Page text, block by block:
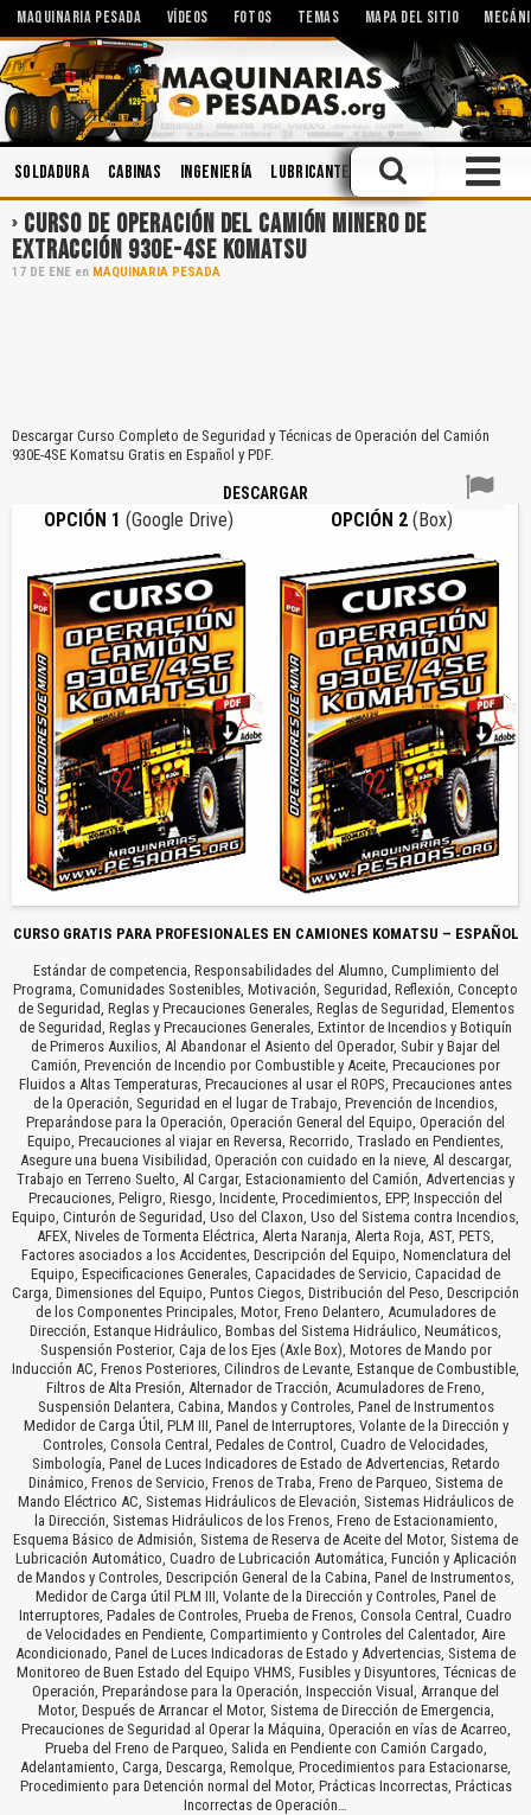
MAQUINARIA PESADA VÍDEOS FOTOS TEMAS MAPA DEL SITIO
Soldadura Cabinas Ingeniería Lubricantes Motores Operación
CURSO DE OPERACIÓN DEL CAMIÓN MINERO DE
EXTRACCIÓN 930E-4SE KOMATSU
17 DE ENE en MAQUINARIA PESADA
Descargar Curso Completo de Seguridad y Técnicas de Operación del Camión
930E-4SE Komatsu Gratis en Español y PDF.
DESCARGAR
OPCIÓN 1 (Google Drive) OPCIÓN 2(Box)
CURSO GRATIS PARA PROFESIONALES EN CAMIONES KOMATSU – ESPAÑOL
Estándar de competencia, Responsabilidades del Alumno, Cumplimiento del
Programa, Comunidades Sostenibles, Motivación, Seguridad, Reflexión, Concepto
de Seguridad, Reglas y Precauciones Generales, Reglas de Seguridad, Elementos
de Seguridad, Reglas y Precauciones Generales, Extintor de Incendios y Botiquín
de Primeros Auxilios, Al Abandonar el Asiento del Operador, Subir y Bajar del
Camión, Prevención de Incendio por Combustible y Aceite, Precauciones por
Fluidos a Altas Temperaturas, Precauciones al usar el ROPS, Precauciones antes
de la Operación, Seguridad en el lugar de Trabajo, Prevención de Incendios,
Preparándose para la Operación, Operación General del Equipo, Operación del
Equipo, Precauciones al viajar en Reversa, Recorrido, Traslado en Pendientes,
Asegure una buena Visibilidad, Operación con cuidado en la nieve, Al descargar,
Trabajo en Terreno Suelto, Al Cargar, Estacionamiento del Camión, Advertencias y
Precauciones, Peligro, Riesgo, Incidente, Procedimientos, EPP, Inspección del
Equipo, Cinturón de Seguridad, Uso del Claxon, Uso del Sistema contra Incendios,
AFEX, Niveles de Tormenta Eléctrica, Alerta Naranja, Alerta Roja, AST, PETS,
Factores asociados a los Accidentes, Descripción del Equipo, Nomenclatura del
Equipo, Especificaciones Generales, Capacidades de Servicio, Capacidad de
Carga, Dimensiones del Equipo, Puntos Ciegos, Distribución del Peso, Descripción
de los Componentes Principales, Motor, Freno Delantero, Acumuladores de
Dirección, Estanque Hidráulico, Bombas del Sistema Hidráulico, Neumáticos,
Suspensión Posterior, Caja de los Ejes (Axle Box), Motores de Mando por
Inducción AC, Frenos Posteriores, Cilindros de Levante, Estanque de Combustible,
Filtros de Alta Presión, Alternador de Tracción, Acumuladores de Freno,
Suspensión Delantera, Cabina, Mandos y Controles, Panel de Instrumentos
Medidor de Carga Útil, PLM III, Panel de Interruptores, Volante de la Dirección y
Controles, Consola Central, Pedales de Control, Cuadro de Velocidades,
Simbología, Panel de Luces Indicadores de Estado de Advertencias, Retardo
Dinámico, Frenos de Servicio, Frenos de Traba, Freno de Parqueo, Sistema de
Mando Eléctrico AC, Sistemas Hidráulicos de Elevación, Sistemas Hidráulicos de
la Dirección, Sistemas Hidráulicos de los Frenos, Freno de Estacionamiento,
Esquema Básico de Admisión, Sistema de Reserva de Aceite del Motor, Sistema de
Lubricación Automático, Cuadro de Lubricación Automática, Función y Aplicación
de Mandos y Controles, Descripción General de la Cabina, Panel de Instrumentos,
Medidor de Carga útil PLM III, Volante de la Dirección y Controles, Panel de
Interruptores, Padales de Controles, Prueba de Frenos, Consola Central, Cuadro
de Velocidades en Pendiente, Compartimiento y Controles del Calentador, Aire
Acondicionado, Panel de Luces Indicadoras de Estado y Advertencias, Sistema de
Monitoreo de Buen Estado del Equipo VHMS, Fusibles y Disyuntores, Técnicas de
Operación, Preparándose para la Operación, Inspección Visual, Arranque del
Motor, Después de Arrancar el Motor, Sistema de Dirección de Emergencia,
Precauciones de Seguridad al Operar la Máquina, Operación en vías de Acarreo,
Prueba del Freno de Parqueo, Salida en Pendiente con Camión Cargado,
Adelantamiento, Carga, Descarga, Remolque, Procedimientos para Estacionarse,
Procedimiento para Detención normal del Motor, Prácticas Incorrectas, Prácticas
Incorrectas de Operación…